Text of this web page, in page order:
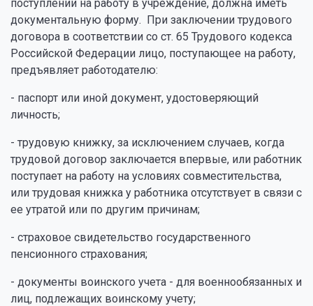
поступлении на работу в учреждение, должна иметь
документальную форму. При заключении трудового
договора в соответствии со ст. 65 Трудового кодекса
Российской Федерации лицо, поступающее на работу,
предъявляет работодателю:
- паспорт или иной документ, удостоверяющий
личность;
- трудовую книжку, за исключением случаев, когда
трудовой договор заключается впервые, или работник
поступает на работу на условиях совместительства,
или трудовая книжка у работника отсутствует в связи с
ее утратой или по другим причинам;
- страховое свидетельство государственного
пенсионного страхования;
- документы воинского учета - для военнообязанных и
лиц, подлежащих воинскому учету;